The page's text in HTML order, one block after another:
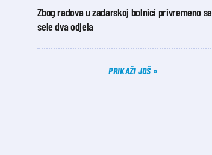
Zbog radova u zadarskoj bolnici privremeno se
sele dva odjela
PRIKAŽI JOŠ